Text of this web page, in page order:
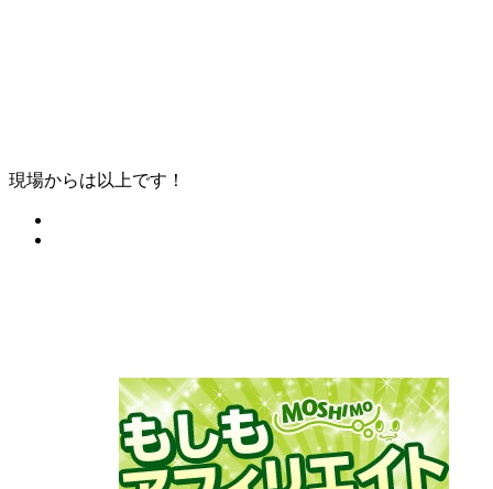
現場からは以上です！